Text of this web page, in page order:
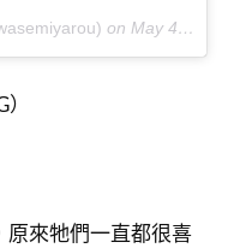
onMay 4, 2018 at 3:13am PDT
原來牠們一直都很喜